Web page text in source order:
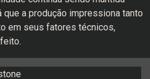
a produção impressiona tanto
em seus fatores técnicos,